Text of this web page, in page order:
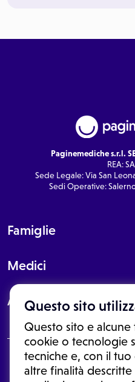
Questo sito
Questo sito e alcune
cookie o tecnologie
tecniche e, con il
altre finalità descritte
Paginemediche s.r.l.
REA:
Sede Legale: Via San
Sedi Operative:
Famiglie
Medici
About
Le informazioni proposte in
In nessun caso, queste